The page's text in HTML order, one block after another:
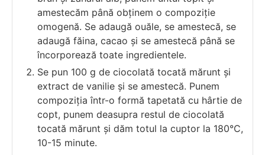
amestecăm până obținem o compoziție
omogenă. Se adaugă ouăle, se amestecă, se
adaugă făina, cacao și se amestecă până se
încorporează toate ingredientele.
Se pun 100 g de ciocolată tocată mărunt și
extract de vanilie și se amestecă. Punem
compoziția într-o formă tapetată cu hârtie de
copt, punem deasupra restul de ciocolată
tocată mărunt și dăm totul la cuptor la 180°C,
10-15 minute.